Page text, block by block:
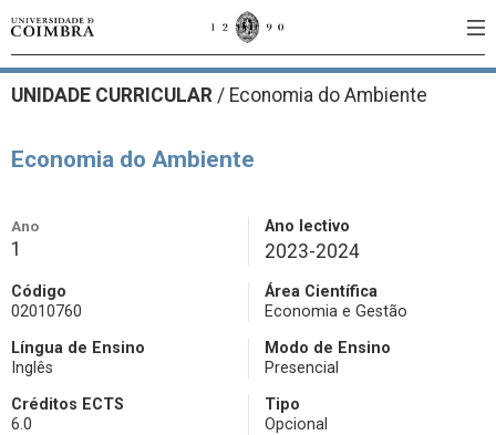
UNIDADE CURRICULAR / Economia do Ambiente
Economia do Ambiente
Ano
1
Ano lectivo
2023-2024
Código
02010760
Área Científica
Economia e Gestão
Língua de Ensino
Inglês
Modo de Ensino
Presencial
Créditos ECTS
6.0
Tipo
Opcional